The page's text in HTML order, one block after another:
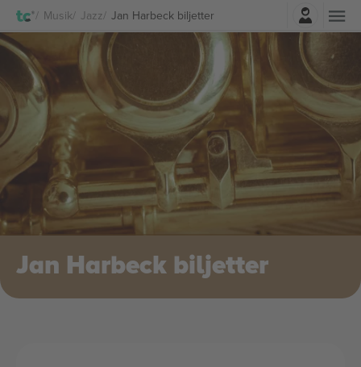
Musik Jazz Jan Harbeck biljetterLogga in
Jan Harbeck biljetter